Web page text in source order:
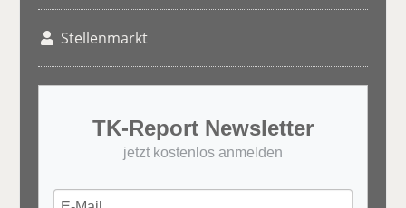
Stellenmarkt
TK-Report Newsletter
jetzt kostenlos anmelden